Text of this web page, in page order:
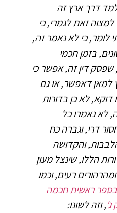
דרך ארץ זה
זאת לגמרי, כי
לומר, כי לא נאמר זה,
בזמן חכמי
דין זה, אפשר כי
דאפשר, או גם
לא כן בדורות
לא נאמרו כל
דרי, וגברה כח
והקדושה
הללו, שינצל מעון
רעים, וכמו
בספר ראשית חכמה
ג', וזה לשונו: